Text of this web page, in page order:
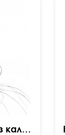
Вытянутый букет из калл и берграсса